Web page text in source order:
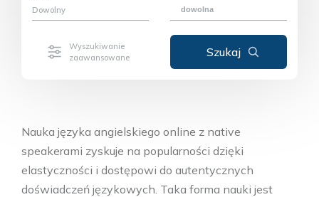
Dowolny
Nauka języka angielskiego online z native
speakerami zyskuje na popularności dzięki
elastyczności i dostępowi do autentycznych
doświadczeń językowych. Taka forma nauki jest